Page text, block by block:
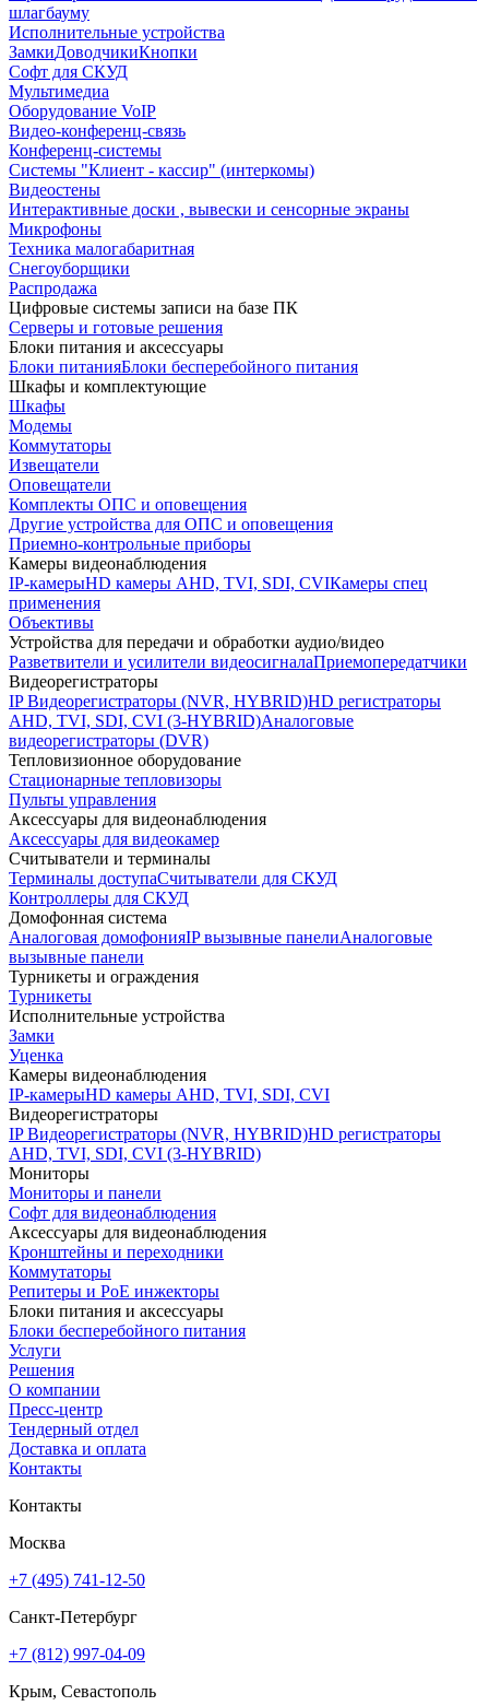
шлагбауму
Исполнительные устройства
ЗамкиДоводчикиКнопки
Софт для СКУД
Мультимедиа
Оборудование VoIP
Видео-конференц-связь
Конференц-системы
Системы "Клиент - кассир" (интеркомы)
Видеостены
Интерактивные доски , вывески и сенсорные экраны
Микрофоны
Техника малогабаритная
Снегоуборщики
Распродажа
Цифровые системы записи на базе ПК
Серверы и готовые решения
Блоки питания и аксессуары
Блоки питанияБлоки бесперебойного питания
Шкафы и комплектующие
Шкафы
Модемы
Коммутаторы
Извещатели
Оповещатели
Комплекты ОПС и оповещения
Другие устройства для ОПС и оповещения
Приемно-контрольные приборы
Камеры видеонаблюдения
IP-камерыHD камеры AHD, TVI, SDI, CVIКамеры спец
применения
Объективы
Устройства для передачи и обработки аудио/видео
Разветвители и усилители видеосигналаПриемопередатчики
Видеорегистраторы
IP Видеорегистраторы (NVR, HYBRID)HD регистраторы
AHD, TVI, SDI, CVI (3-HYBRID)Аналоговые
видеорегистраторы (DVR)
Тепловизионное оборудование
Стационарные тепловизоры
Пульты управления
Аксессуары для видеонаблюдения
Аксессуары для видеокамер
Считыватели и терминалы
Терминалы доступаСчитыватели для СКУД
Контроллеры для СКУД
Домофонная система
Аналоговая домофонияIP вызывные панелиАналоговые
вызывные панели
Турникеты и ограждения
Турникеты
Исполнительные устройства
Замки
Уценка
Камеры видеонаблюдения
IP-камерыHD камеры AHD, TVI, SDI, CVI
Видеорегистраторы
IP Видеорегистраторы (NVR, HYBRID)HD регистраторы
AHD, TVI, SDI, CVI (3-HYBRID)
Мониторы
Мониторы и панели
Софт для видеонаблюдения
Аксессуары для видеонаблюдения
Кронштейны и переходники
Коммутаторы
Репитеры и PoE инжекторы
Блоки питания и аксессуары
Блоки бесперебойного питания
Услуги
Решения
О компании
Пресс-центр
Тендерный отдел
Доставка и оплата
Контакты
Контакты
Москва
+7 (495) 741-12-50
Санкт-Петербург
+7 (812) 997-04-09
Крым, Севастополь